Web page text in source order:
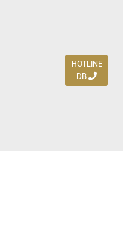
HOTLINE
DB